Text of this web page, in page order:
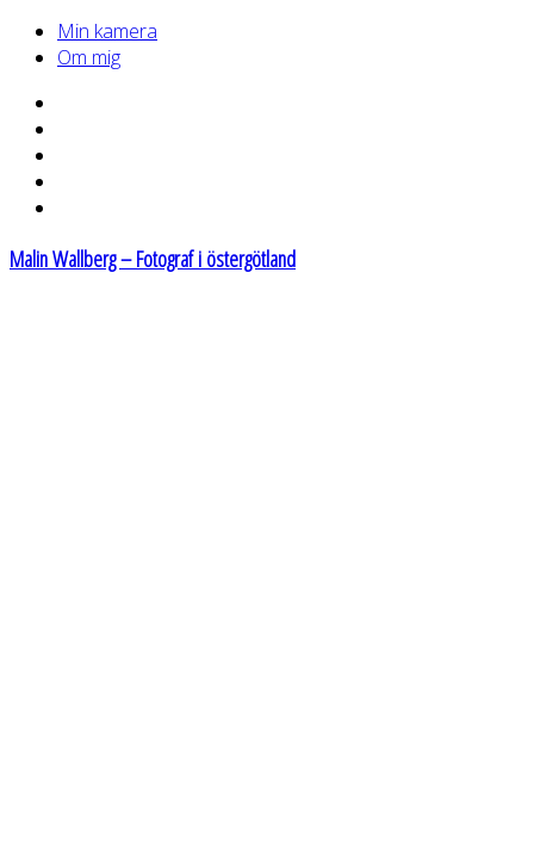
Min kamera
Om mig
Malin Wallberg – Fotograf i östergötland